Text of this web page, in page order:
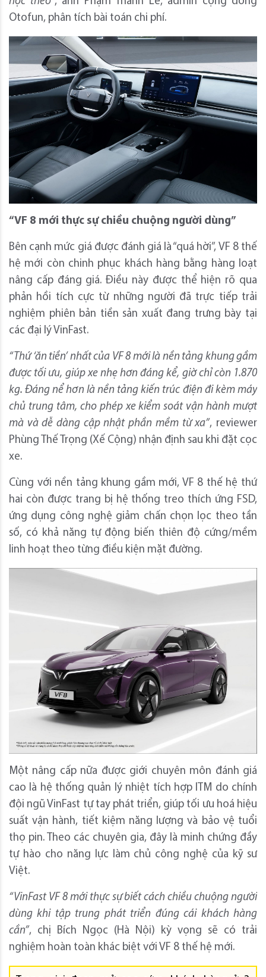
Otofun, phân tích bài toán chi phí.
“VF 8 mới thực sự chiều chuộng người dùng”
Bên cạnh mức giá được đánh giá là “quá hời”, VF 8 thế
hệ mới còn chinh phục khách hàng bằng hàng loạt
nâng cấp đáng giá. Điều này được thể hiện rõ qua
phản hồi tích cực từ những người đã trực tiếp trải
nghiệm phiên bản tiền sản xuất đang trưng bày tại
các đại lý VinFast.
“Thứ ‘ăn tiền’ nhất của VF 8 mới là nền tảng khung gầm
được tối ưu, giúp xe nhẹ hơn đáng kể, giờ chỉ còn 1.870
kg. Đáng nể hơn là nền tảng kiến trúc điện đi kèm máy
chủ trung tâm, cho phép xe kiểm soát vận hành mượt
mà và dễ dàng cập nhật phần mềm từ xa”, reviewer
Phùng Thế Trọng (Xế Cộng) nhận định sau khi đặt cọc
xe.
Cùng với nền tảng khung gầm mới, VF 8 thế hệ thứ
hai còn được trang bị hệ thống treo thích ứng FSD,
ứng dụng công nghệ giảm chấn chọn lọc theo tần
số, có khả năng tự động biến thiên độ cứng/mềm
linh hoạt theo từng điều kiện mặt đường.
Một nâng cấp nữa được giới chuyên môn đánh giá
cao là hệ thống quản lý nhiệt tích hợp ITM do chính
đội ngũ VinFast tự tay phát triển, giúp tối ưu hoá hiệu
suất vận hành, tiết kiệm năng lượng và bảo vệ tuổi
thọ pin. Theo các chuyên gia, đây là minh chứng đầy
tự hào cho năng lực làm chủ công nghệ của kỹ sư
Việt.
“VinFast VF 8 mới thực sự biết cách chiều chuộng người
dùng khi tậptrung phát triển đúng cái khách hàng
cần”, chị Bích Ngọc (Hà Nội) kỳ vọng sẽ có trải
nghiệm hoàn toàn khác biệt với VF 8 thế hệ mới.